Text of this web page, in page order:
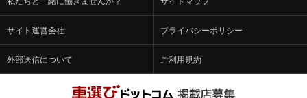
サイト運営会社 プライバシーポリシー
外部送信について ご利用規約